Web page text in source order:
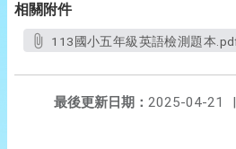
相關附件
113國小五年級英語檢測題本
最後更新日期： 2025-04-21
|